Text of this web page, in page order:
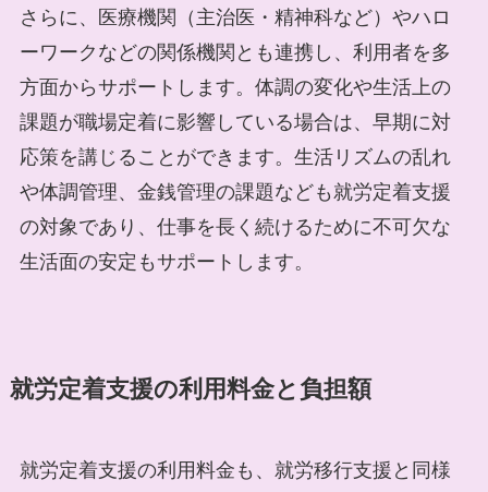
さらに、医療機関（主治医・精神科など）やハロ
ーワークなどの関係機関とも連携し、利用者を多
方面からサポートします。体調の変化や生活上の
課題が職場定着に影響している場合は、早期に対
応策を講じることができます。生活リズムの乱れ
や体調管理、金銭管理の課題なども就労定着支援
の対象であり、仕事を長く続けるために不可欠な
生活面の安定もサポートします。
就労定着支援の利用料金と負担額
就労定着支援の利用料金も、就労移行支援と同様